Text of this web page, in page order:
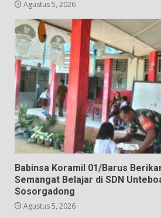
Agustus 5, 2026
Babinsa Koramil 01/Barus
Semangat Belajar di SDN
Sosorgadong
Agustus 5, 2026